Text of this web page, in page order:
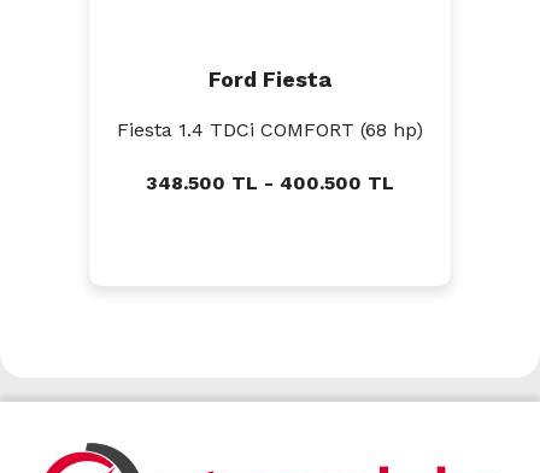
Ford Fiesta
Fiesta 1.4 TDCi COMFORT (68 hp)
348.500 TL - 400.500 TL